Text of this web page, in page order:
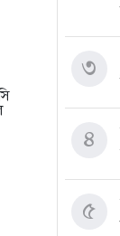
৩
৪
৫